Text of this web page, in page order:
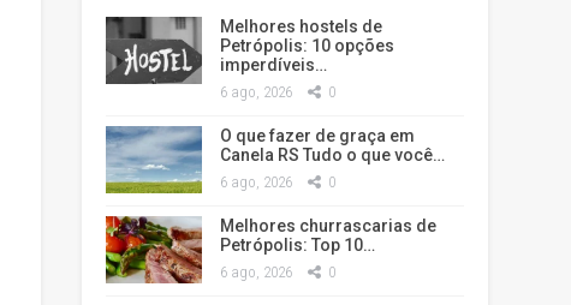
Melhores hostels de
Petrópolis: 10 opções
imperdíveis…
6 ago, 2026 0
O que fazer de graça em
Canela RS Tudo o que você…
6 ago, 2026 0
Melhores churrascarias de
Petrópolis: Top 10…
6 ago, 2026 0